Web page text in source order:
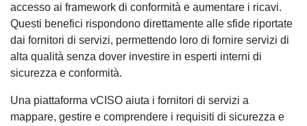
accesso ai framework di conformità e aumentare i ricavi.
Questi benefici rispondono direttamente alle sfide riportate
dai fornitori di servizi, permettendo loro di fornire servizi di
alta qualità senza dover investire in esperti interni di
sicurezza e conformità.
Una piattaforma vCISO aiuta i fornitori di servizi a
mappare, gestire e comprendere i requisiti di sicurezza e